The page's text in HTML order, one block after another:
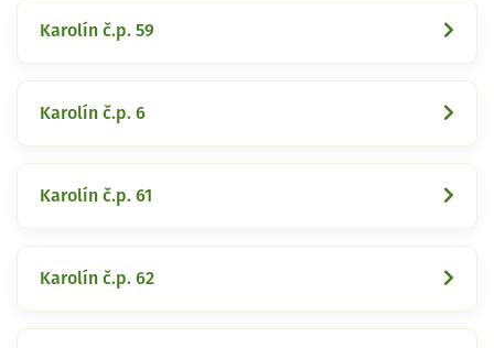
Karolín č.p. 59
Karolín č.p. 6
Karolín č.p. 61
Karolín č.p. 62